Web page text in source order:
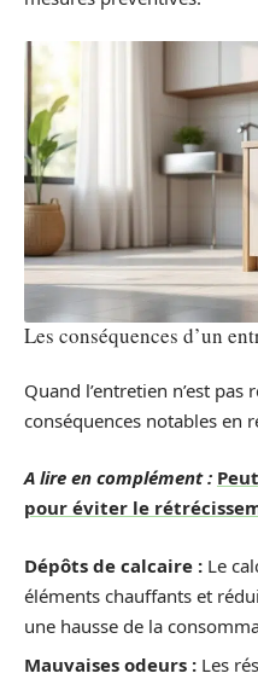
Les conséquences d’un
Quand l’entretien n’est pas
conséquences notables en
A lire en complément :
pour éviter le
Dépôts de calcaire : Le
éléments chauffants et
une hausse de la
Mauvaises odeurs : Les